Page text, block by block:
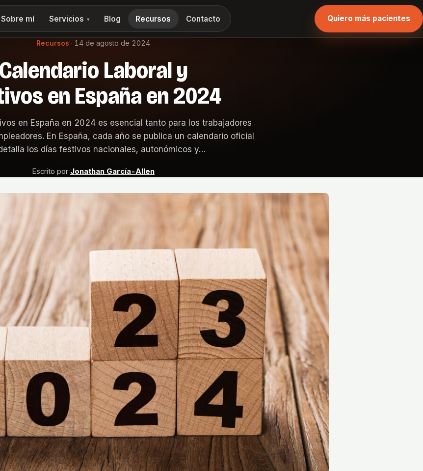
Sobre mí Servicios ▾ Blog Recursos Contacto Quiero más pacientes
Recursos · 14 de agosto de 2024
Calendario Laboral y
en España en 2024
en España en 2024 es esencial tanto para los trabajadores
En España, cada año se publica un calendario oficial
los días festivos nacionales, autonómicos y…
Escrito por Jonathan García-Allen